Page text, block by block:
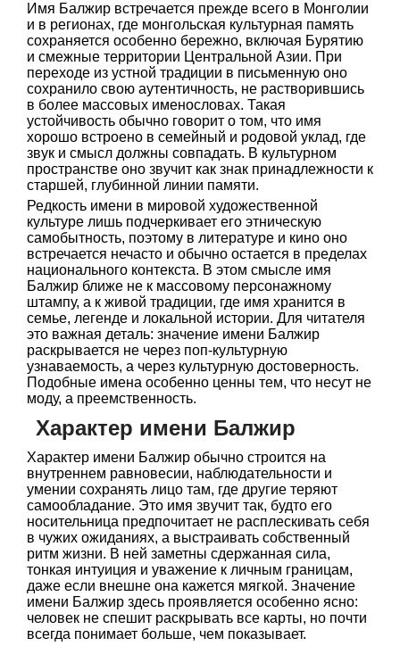
Имя Балжир встречается прежде всего в Монголии
и в регионах, где монгольская культурная память
сохраняется особенно бережно, включая Бурятию
и смежные территории Центральной Азии. При
переходе из устной традиции в письменную оно
сохранило свою аутентичность, не растворившись
в более массовых именословах. Такая
устойчивость обычно говорит о том, что имя
хорошо встроено в семейный и родовой уклад, где
звук и смысл должны совпадать. В культурном
пространстве оно звучит как знак принадлежности к
старшей, глубинной линии памяти.
Редкость имени в мировой художественной
культуре лишь подчеркивает его этническую
самобытность, поэтому в литературе и кино оно
встречается нечасто и обычно остается в пределах
национального контекста. В этом смысле имя
Балжир ближе не к массовому персонажному
штампу, а к живой традиции, где имя хранится в
семье, легенде и локальной истории. Для читателя
это важная деталь: значение имени Балжир
раскрывается не через поп-культурную
узнаваемость, а через культурную достоверность.
Подобные имена особенно ценны тем, что несут не
моду, а преемственность.
Характер имени Балжир
Характер имени Балжир обычно строится на
внутреннем равновесии, наблюдательности и
умении сохранять лицо там, где другие теряют
самообладание. Это имя звучит так, будто его
носительница предпочитает не расплескивать себя
в чужих ожиданиях, а выстраивать собственный
ритм жизни. В ней заметны сдержанная сила,
тонкая интуиция и уважение к личным границам,
даже если внешне она кажется мягкой. Значение
имени Балжир здесь проявляется особенно ясно:
человек не спешит раскрывать все карты, но почти
всегда понимает больше, чем показывает.